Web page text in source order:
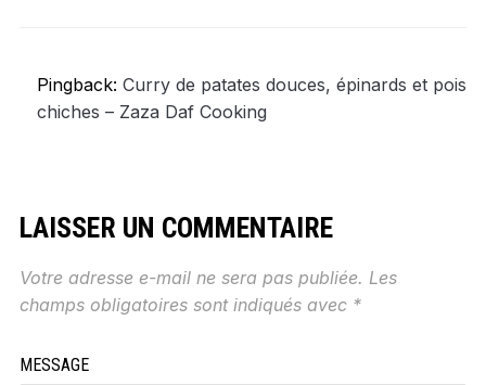
Pingback: Curry de patates douces, épinards et pois
chiches – Zaza Daf Cooking
LAISSER UN COMMENTAIRE
Votre adresse e-mail ne sera pas publiée. Les
champs obligatoires sont indiqués avec *
MESSAGE